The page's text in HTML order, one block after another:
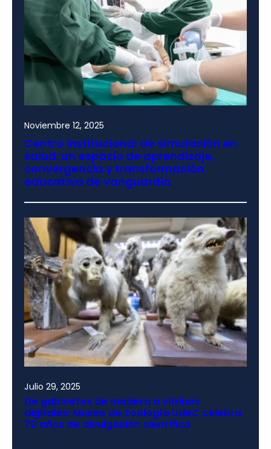
Noviembre 12, 2025
Centro institucional de simulación en
salud: un espacio de aprendizaje,
convergencia y transformación
educativa de vanguardia
Julio 29, 2025
De gabinetes de madera a vitrinas
digitales: Museo de Zoología UdeC celebra
70 años de divulgación científica